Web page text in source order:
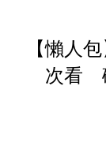
【懶人
次看